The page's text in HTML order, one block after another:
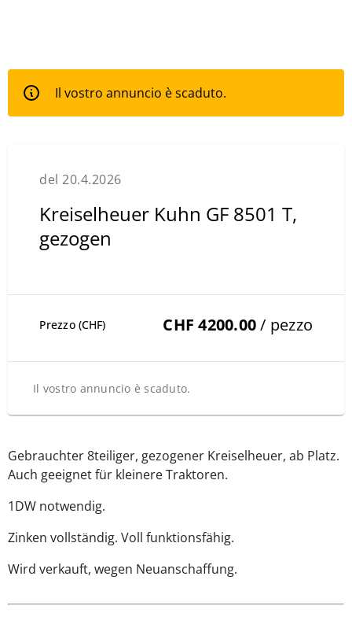
Il vostro annuncio è scaduto.
del 20.4.2026
Kreiselheuer Kuhn GF 8501 T,
gezogen
Prezzo (CHF) CHF 4200.00/ pezzo
Il vostro annuncio è scaduto.
Gebrauchter 8teiliger, gezogener Kreiselheuer, ab Platz.
Auch geeignet für kleinere Traktoren.
1DW notwendig.
Zinken vollständig. Voll funktionsfähig.
Wird verkauft, wegen Neuanschaffung.